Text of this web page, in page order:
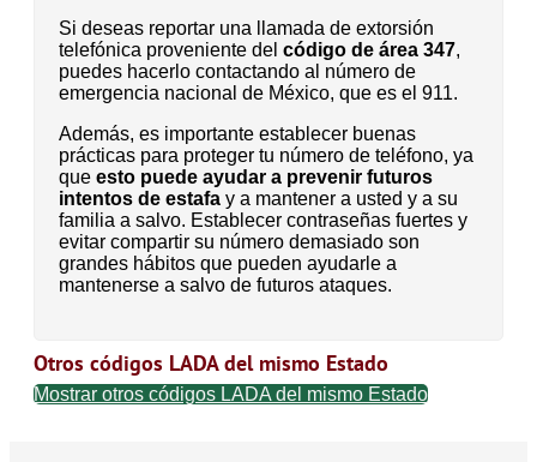
Si deseas reportar una llamada de extorsión
telefónica proveniente del código de área 347,
puedes hacerlo contactando al número de
emergencia nacional de México, que es el 911.
Además, es importante establecer buenas
prácticas para proteger tu número de teléfono, ya
que esto puede ayudar a prevenir futuros
intentos de estafa y a mantener a usted y a su
familia a salvo. Establecer contraseñas fuertes y
evitar compartir su número demasiado son
grandes hábitos que pueden ayudarle a
mantenerse a salvo de futuros ataques.
Otros códigos LADA del mismo Estado
Mostrar otros códigos LADA del mismo Estado